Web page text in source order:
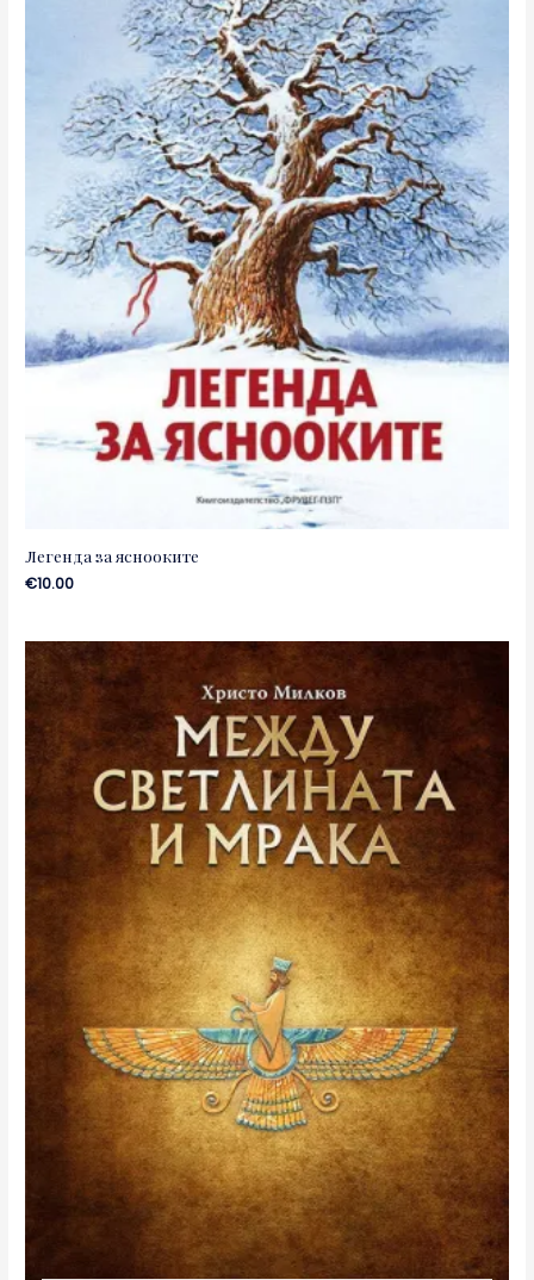
Легенда за яснооките
€10.00